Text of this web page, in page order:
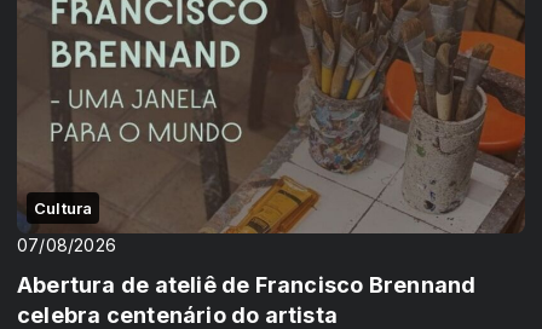
Cultura
07/08/2026
Abertura de ateliê de Francisco Brennand
celebra centenário do artista